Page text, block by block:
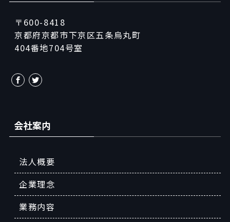
〒600-8418
京都府京都市下京区五条烏丸町
404番地704号室
会社案内
法人概要
企業理念
業務内容